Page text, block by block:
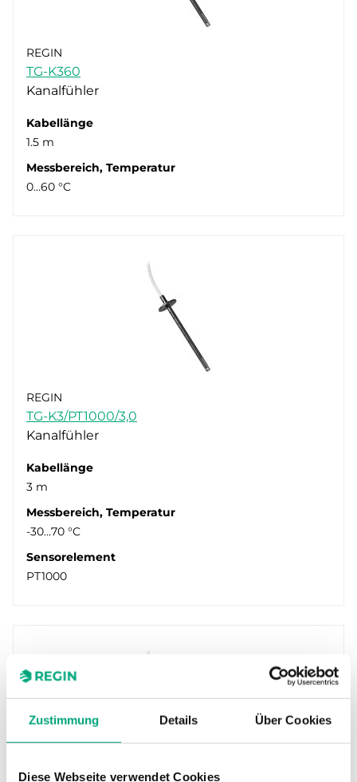
Zustimmung Details Über Cookies
Diese Webseite verwendet Cookies
REGIN
TG-K360
Kanalfühler
Kabellänge
1.5 m
Messbereich, Temperatur
0…60 °C
REGIN
TG-K3/PT1000/3,0
Kanalfühler
Kabellänge
3 m
Messbereich, Temperatur
-30…70 °C
Sensorelement
PT1000